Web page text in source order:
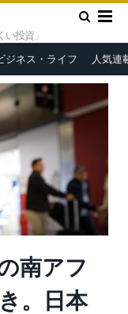
投資」
ジネス・ライフ 人気連
南アフリカは称賛さ
外報道＝房広治
南アフ
。日本